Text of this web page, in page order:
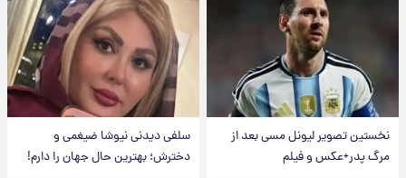
نخستین تصویر لیونل مسی بعد از
مرگ پدر+عکس و فیلم
سلفی دیدنی نیوشا ضیغمی و
دخترش؛ بهترین حال جهان را دارم!